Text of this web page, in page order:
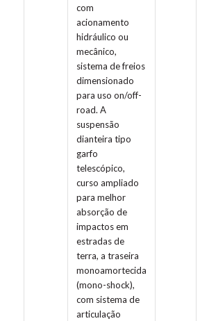
com
acionamento
hidráulico ou
mecânico,
sistema de freios
dimensionado
para uso on/off-
road. A
suspensão
dianteira tipo
garfo
telescópico,
curso ampliado
para melhor
absorção de
impactos em
estradas de
terra, a traseira
monoamortecida
(mono-shock),
com sistema de
articulação